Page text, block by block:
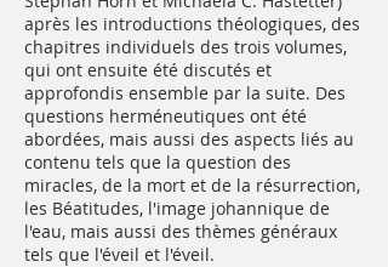
après les introductions théologiques, des
chapitres individuels des trois volumes,
qui ont ensuite été discutés et
approfondis ensemble par la suite. Des
questions herméneutiques ont été
abordées, mais aussi des aspects liés au
contenu tels que la question des
miracles, de la mort et de la résurrection,
les Béatitudes, l'image johannique de
l'eau, mais aussi des thèmes généraux
tels que l'éveil et l'éveil.